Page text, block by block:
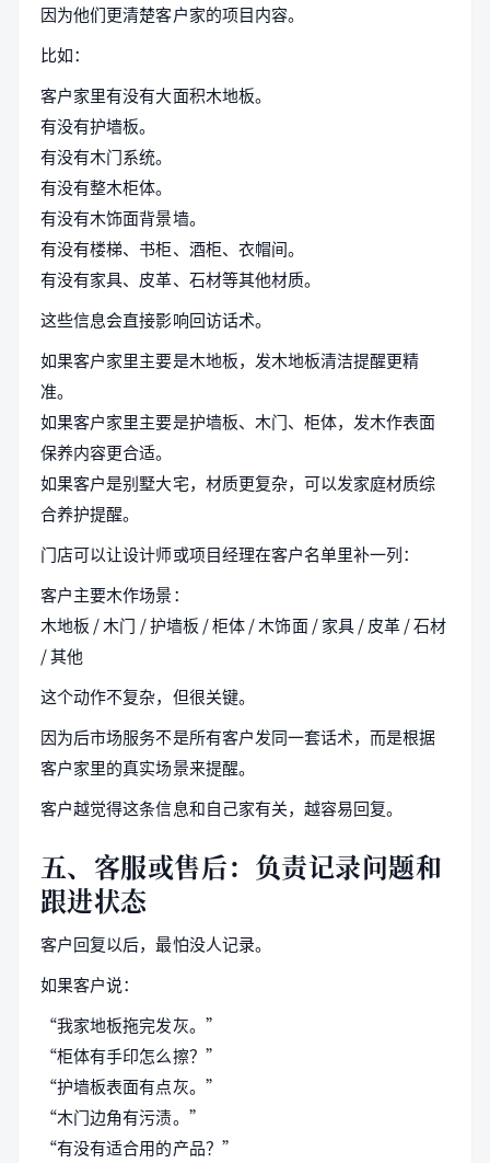
因为他们更清楚客户家的项目内容。
比如：
客户家里有没有大面积木地板。
有没有护墙板。
有没有木门系统。
有没有整木柜体。
有没有木饰面背景墙。
有没有楼梯、书柜、酒柜、衣帽间。
有没有家具、皮革、石材等其他材质。
这些信息会直接影响回访话术。
如果客户家里主要是木地板，发木地板清洁提醒更精
准。
如果客户家里主要是护墙板、木门、柜体，发木作表面
保养内容更合适。
如果客户是别墅大宅，材质更复杂，可以发家庭材质综
合养护提醒。
门店可以让设计师或项目经理在客户名单里补一列：
客户主要木作场景：
木地板 / 木门 / 护墙板 / 柜体 / 木饰面 / 家具 / 皮革 / 石材
/ 其他
这个动作不复杂，但很关键。
因为后市场服务不是所有客户发同一套话术，而是根据
客户家里的真实场景来提醒。
客户越觉得这条信息和自己家有关，越容易回复。
五、客服或售后：负责记录问题和
跟进状态
客户回复以后，最怕没人记录。
如果客户说：
“我家地板拖完发灰。”
“柜体有手印怎么擦？”
“护墙板表面有点灰。”
“木门边角有污渍。”
“有没有适合用的产品？”